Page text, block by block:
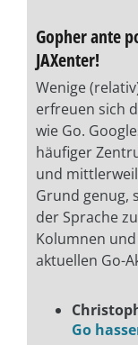
Gopher ante
JAXenter!
Wenige
erfreuen sich
wie Go.
häufiger
und
Grund genug,
der Sprache
Kolumnen
aktuellen Go-
Go